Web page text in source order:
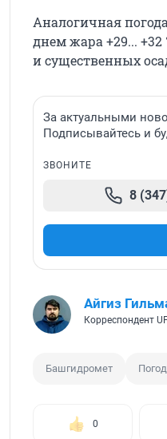
Аналогичная
днем жара +29...
и существенных
За актуальными
Подписывайтесь и
ЗВОНИТЕ
8
Айгиз
Корреспондент
Башгидромет
0